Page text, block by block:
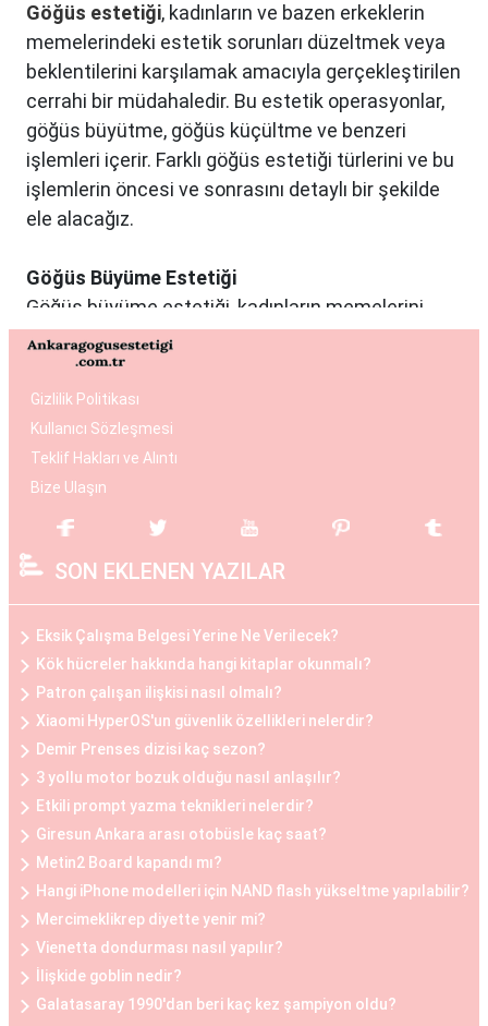
Göğüs estetiği, kadınların ve bazen erkeklerin
memelerindeki estetik sorunları düzeltmek veya
beklentilerini karşılamak amacıyla gerçekleştirilen
cerrahi bir müdahaledir. Bu estetik operasyonlar,
göğüs büyütme, göğüs küçültme ve benzeri
işlemleri içerir. Farklı göğüs estetiği türlerini ve bu
işlemlerin öncesi ve sonrasını detaylı bir şekilde
ele alacağız.
Göğüs Büyüme Estetiği
Göğüs büyüme estetiği, kadınların memelerini
istedikleri boyuta getirmek ve vücut oranlarını
dengelemek istedikleri durumlarda tercih edilen
bir estetik operasyondur. Bu işlemde genellikle
silikon veya tuzlu su dolu implantlar kullanılır.
Operasyon, hasta ile cerrah arasında yapılan
detaylı bir değerlendirme sonucunda kişiye özel
çekici bir görünüm elde etmek isteyen kadınlar
arasında popülerdir.
Göğüs Küçültme Estetiği
Büyük göğüslerin neden olduğu fiziksel
rahatsızlıklar veya estetik kaygılar nedeniyle bazı
kadınlar, göğüs küçültme estetiğini tercih
edebilirler. Bu operasyon, göğüs dokusunun ve
yağın çıkarılması ile gerçekleştirilir. Göğüs
küçültme estetiği, sırt ve boyun ağrılarını
hafifletmek, postürü düzeltmek ve günlük yaşam
kalitesini artırmak isteyen kadınlar arasında
oldukça yaygındır.
Göğüs Küçültme ve Büyütme Öncesi ve Sonrası
Göğüs estetiği operasyonları öncesinde ve
sonrasında belirli adımlar takip edilir. Operasyon
Gizlilik Politikası
Kullanıcı Sözleşmesi
Teklif Hakları ve Alıntı
Bize Ulaşın
SON EKLENEN YAZILAR
Eksik Çalışma Belgesi Yerine Ne Verilecek?
Kök hücreler hakkında hangi kitaplar okunmalı?
Patron çalışan ilişkisi nasıl olmalı?
Xiaomi HyperOS'un güvenlik özellikleri nelerdir?
Demir Prenses dizisi kaç sezon?
3 yollu motor bozuk olduğu nasıl anlaşılır?
Etkili prompt yazma teknikleri nelerdir?
Giresun Ankara arası otobüsle kaç saat?
Metin2 Board kapandı mı?
Hangi iPhone modelleri için NAND flash yükseltme yapılabilir?
Mercimeklikrep diyette yenir mi?
Vienetta dondurması nasıl yapılır?
İlişkide goblin nedir?
Galatasaray 1990'dan beri kaç kez şampiyon oldu?